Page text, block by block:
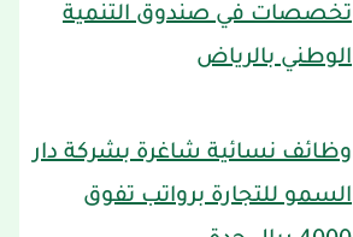
تخصصات في صندوق التنمية
الوطني بالرياض
وظائف نسائية شاغرة بشركة دار
السمو للتجارة برواتب تفوق